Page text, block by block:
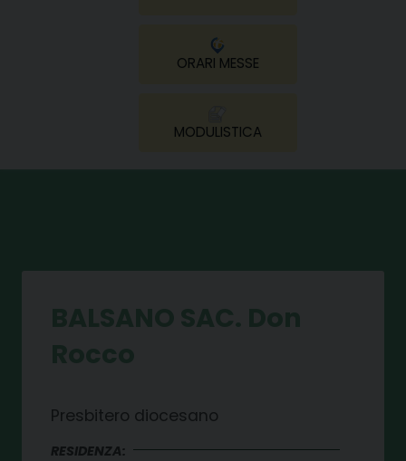
ORARI MESSE
MODULISTICA
Presbitero diocesano
RESIDENZA: